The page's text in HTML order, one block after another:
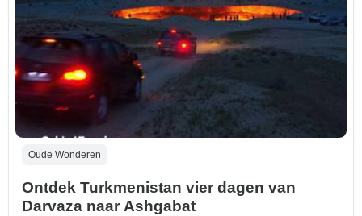
Oude Wonderen
Ontdek Turkmenistan vier dagen van
Darvaza naar Ashgabat